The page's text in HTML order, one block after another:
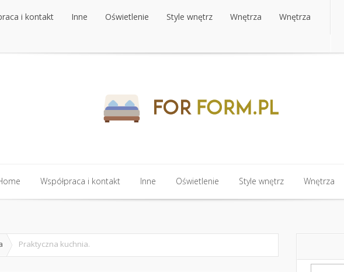
i kontakt
i kontakt
Inne
Inne
Oświetlenie
Oświetlenie
Style wnętrz
Style wnętrz
Wnętrza
Wnętrza
Wnętrza
Wnętrza
Współpraca i kontakt Inne Oświetlenie Style wnętrz Wnętrza
Praktyczna kuchnia.
Szukaj: